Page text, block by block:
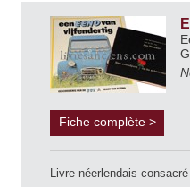
Fiche complète >
Livre néerlendais